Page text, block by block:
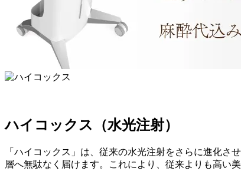
ハイコックス（水光注射）
「ハイコックス」は、従来の水光注射をさらに進化
層へ無駄なく届けます。これにより、従来よりも高い